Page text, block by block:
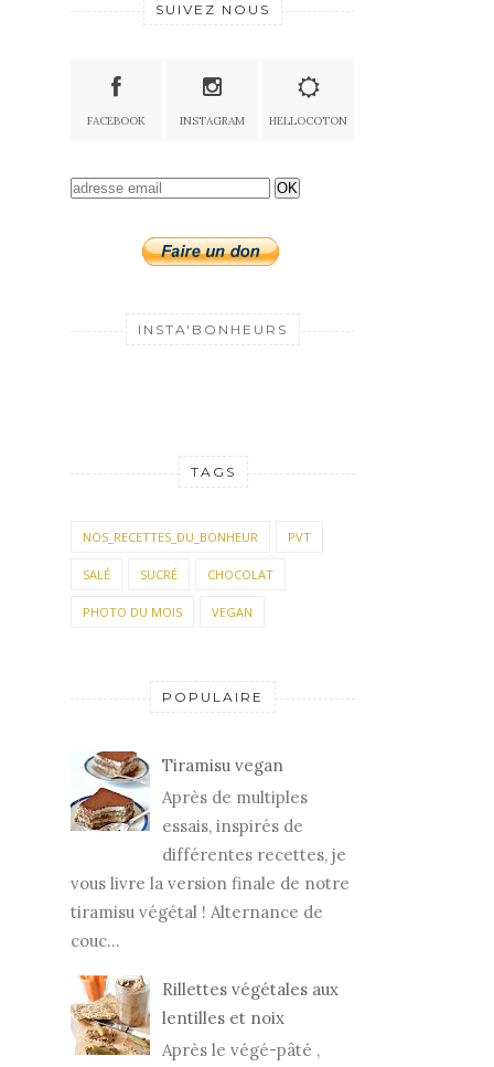
SUIVEZ NOUS
FACEBOOK INSTAGRAM HELLOCOTON
OK
INSTA'BONHEURS
TAGS
NOS_RECETTES_DU_BONHEUR PVT
SALÉ SUCRÉ CHOCOLAT
PHOTO DU MOIS VEGAN
POPULAIRE
Tiramisu vegan
Après de multiples
essais, inspirés de
différentes recettes, je
vous livre la version finale de notre
tiramisu végétal ! Alternance de
couc...
Rillettes végétales aux
lentilles et noix
Après le végé-pâté ,